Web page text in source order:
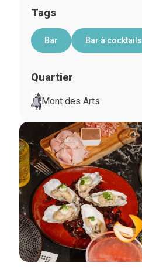
Tags
Bar Bar à cocktails
Quartier
Mont des Arts